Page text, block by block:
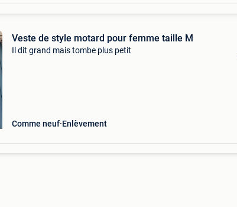
Veste de style motard pour femme taille M
Il dit grand mais tombe plus petit
Comme neuf Enlèvement